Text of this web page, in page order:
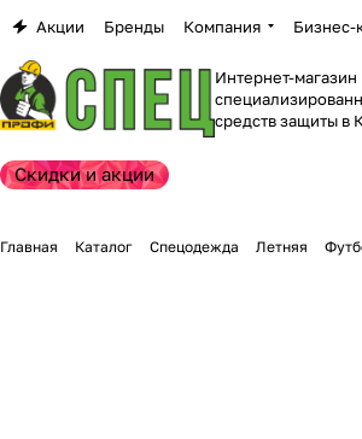
Акции Бренды Компания Бизнес-
Интернет-магазин
средств защиты в
Скидки и акции
Главная Каталог Спецодежда Летняя